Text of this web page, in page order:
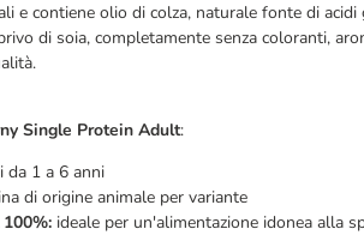
e contiene olio di colza, naturale fonte di
di soia, completamente senza coloranti,
Single Protein Adult:
1 a 6 anni
di origine animale per variante
ideale per un'alimentazione idonea alla